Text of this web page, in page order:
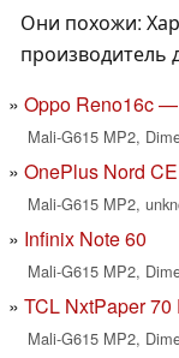
Они похожи:
производитель
Oppo Reno16c
Mali-G615 MP2,
OnePlus Nord
Mali-G615 MP2,
Infinix Note 60
Mali-G615 MP2,
TCL NxtPaper 70
Mali-G615 MP2,